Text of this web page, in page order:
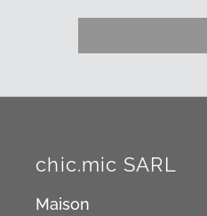
chic.mic SARL
Maison